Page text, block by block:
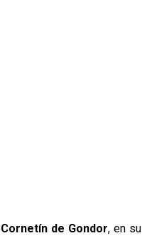
Cornetín de Gondor, en su